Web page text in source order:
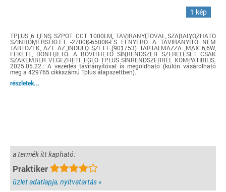
1 kép
TPLUS 6 LENS SZPOT CCT 1000LM, TÁVIRÁNYÍTÓVAL SZABÁLYOZHATÓ
SZÍNHÓMÉRSÉKLET -2700K-6500K-ÉS FÉNYERŐ. A TÁVIRÁNYÍTÓ NEM
TARTOZÉK, AZT AZ INDULÓ SZETT (901753) TARTALMAZZA. MAX 6,6W,
FEKETE, DÖNTHETŐ. A BŐVÍTHETŐ SÍNRENDSZER SZERELÉSÉT CSAK
SZAKEMBER VÉGEZHETI. EGLO TPLUS SÍNRENDSZERREL KOMPATIBILIS.
2025.05.22.: A vezérlés távirányítóval is megoldható (külön vásárolható
meg a 429765 cikkszámú Tplus alapszettben).
részletek...
a termék itt kapható:
Praktiker
üzlet adatlapja, nyitvatartás »